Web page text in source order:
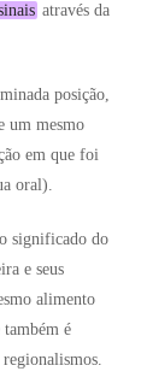
através da
posição,
um mesmo
em que foi
oral).
significado do
e seus
alimento
é